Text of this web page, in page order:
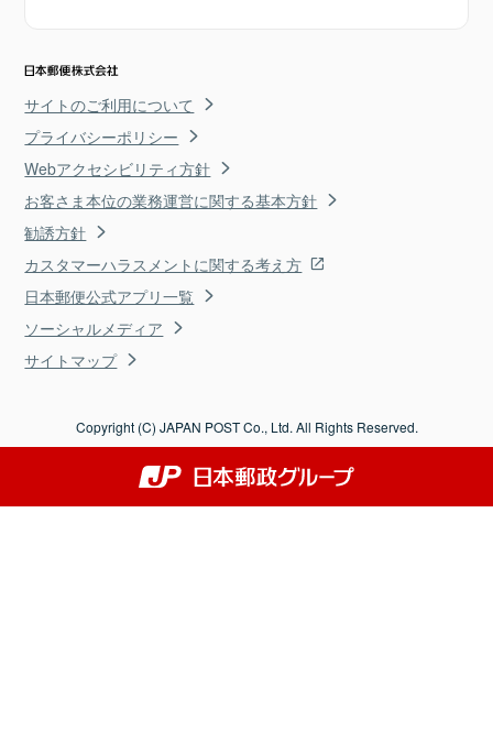
サイトのご利用について
プライバシーポリシー
Webアクセシビリティ方針
お客さま本位の業務運営に関する基本方針
勧誘方針
カスタマーハラスメントに関する考え方
日本郵便公式アプリ一覧
ソーシャルメディア
サイトマップ
Copyright (C) JAPAN POST Co., Ltd. All Rights Reserved.